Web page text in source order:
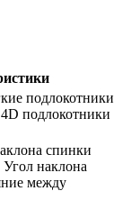
подлокотники
подлокотники
спинки
наклона
между